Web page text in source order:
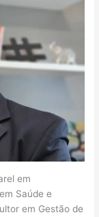
em
Saúde e
em Gestão de